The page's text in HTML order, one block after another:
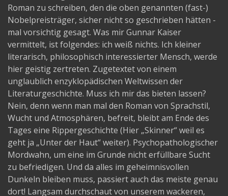
Roman zu schreiben, den die oben genannten (fast-)
Nobelpreisträger, sicher nicht so geschrieben hätten -
mal vorsichtig gesagt. Was mir Gunnar Kaiser
vermittelt, ist folgendes: ich weiß nichts. Ich kleiner
literarisch, philosophisch interessierter Mensch, werde
hier geistig zertreten. Zugetextet von einem
unglaublich enzyklopädischen Weltwissen der
Literaturgeschichte. Muss ich mir das bieten lassen?
Nein, denn wenn man mal den Roman von Sprachstil,
Wucht und Atmosphären, befreit, bleibt am Ende des
Tages eine Rippergeschichte (Hier „Skinner“ weil es
geht ja „Unter der Haut“ weiter). Psychopathologischer
Mordwahn, um eine im Grunde nicht erfüllbare Sucht
zu befriedigen. Und da alles im geheimnisvollen
Dunkeln bleiben muss, passiert auch das meiste genau
dort! Langsam durchschaut von unserem wackeren,